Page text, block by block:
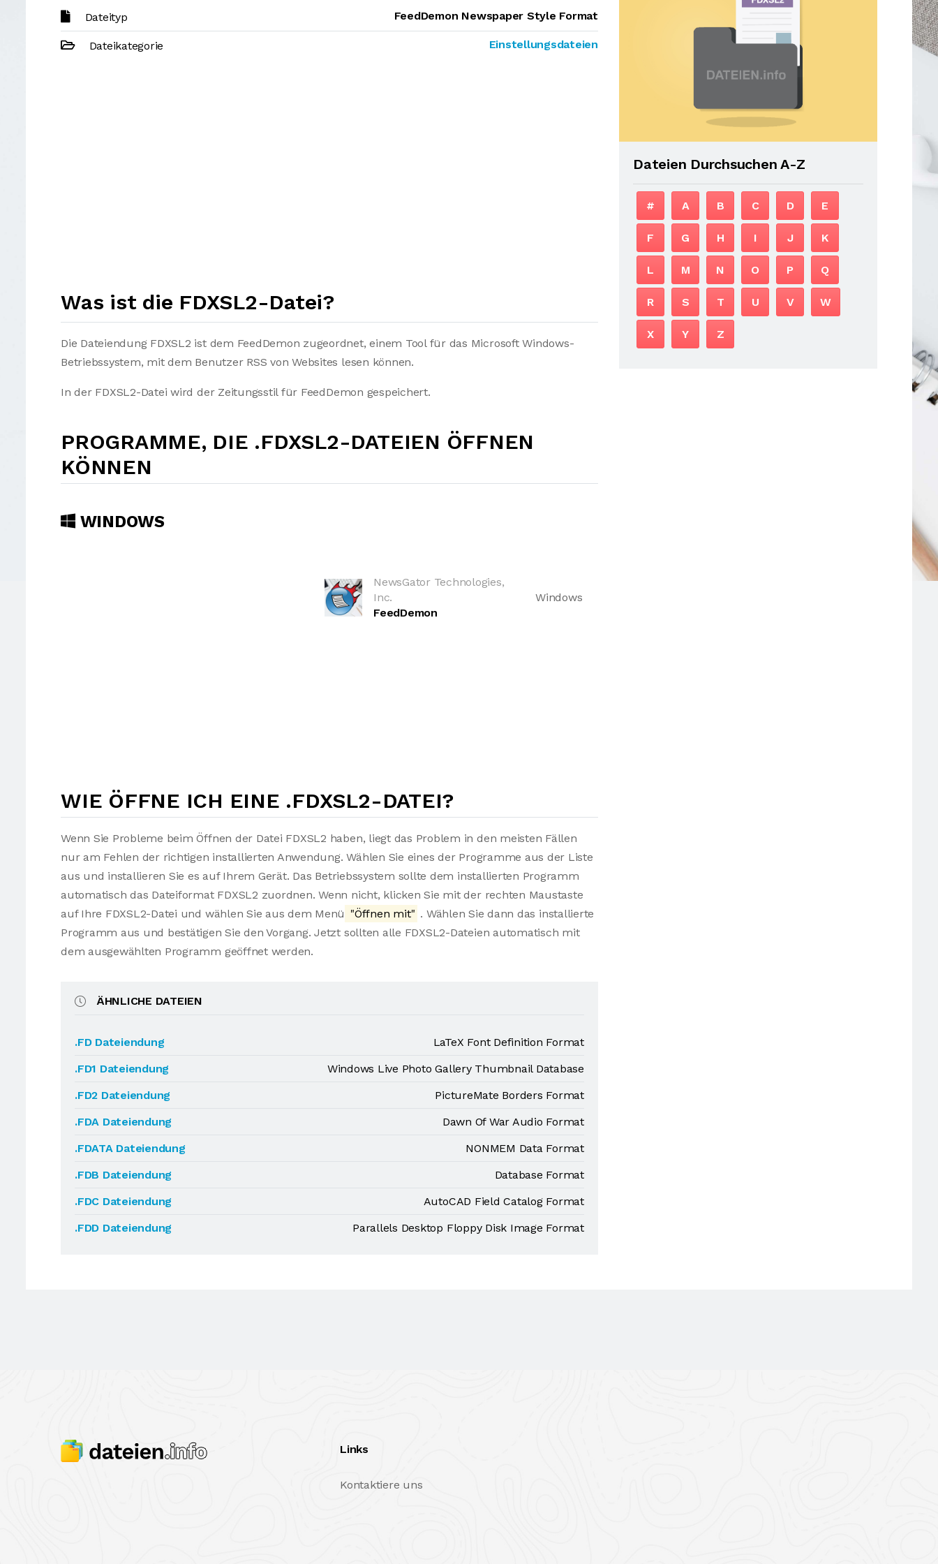
Dateityp FeedDemon Newspaper Style Format
Dateikategorie Einstellungsdateien
Was ist die FDXSL2-Datei?
Die Dateiendung FDXSL2 ist dem FeedDemon zugeordnet, einem Tool für das Microsoft Windows-
Betriebssystem, mit dem Benutzer RSS von Websites lesen können.
In der FDXSL2-Datei wird der Zeitungsstil für FeedDemon gespeichert.
PROGRAMME, DIE .FDXSL2-DATEIEN ÖFFNEN
KÖNNEN
WINDOWS
NewsGator Technologies,
Inc.
FeedDemon
Windows
WIE ÖFFNE ICH EINE .FDXSL2-DATEI?
Wenn Sie Probleme beim Öffnen der Datei FDXSL2 haben, liegt das Problem in den meisten Fällen
nur am Fehlen der richtigen installierten Anwendung. Wählen Sie eines der Programme aus der Liste
aus und installieren Sie es auf Ihrem Gerät. Das Betriebssystem sollte dem installierten Programm
automatisch das Dateiformat FDXSL2 zuordnen. Wenn nicht, klicken Sie mit der rechten Maustaste
auf Ihre FDXSL2-Datei und wählen Sie aus dem Menü "Öffnen mit" . Wählen Sie dann das installierte
Programm aus und bestätigen Sie den Vorgang. Jetzt sollten alle FDXSL2-Dateien automatisch mit
dem ausgewählten Programm geöffnet werden.
ÄHNLICHE DATEIEN
.FD Dateiendung
LaTeX Font Definition Format
.FD1 Dateiendung
Windows Live Photo Gallery Thumbnail Database
.FD2 Dateiendung
PictureMate Borders Format
.FDA Dateiendung
Dawn Of War Audio Format
.FDATA Dateiendung
NONMEM Data Format
.FDB Dateiendung
Database Format
.FDC Dateiendung
AutoCAD Field Catalog Format
.FDD Dateiendung
Parallels Desktop Floppy Disk Image Format
Dateien Durchsuchen A-Z
# A B C D E
F G H I J K
L M N O P Q
R S T U V W
X Y Z
Links
Kontaktiere uns